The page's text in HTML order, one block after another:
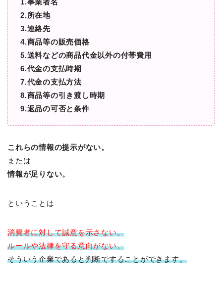
1.事業者名
2.所在地
3.連絡先
4.商品等の販売価格
5.送料などの商品代金以外の付帯費用
6.代金の支払時期
7.代金の支払方法
8.商品等の引き渡し時期
9.返品の可否と条件
これらの情報の提示がない。
または
情報が足りない。
ということは
消費者に対して誠意を示さない。
ルールや法律を守る意向がない。
そういう企業であると判断ですることができます。